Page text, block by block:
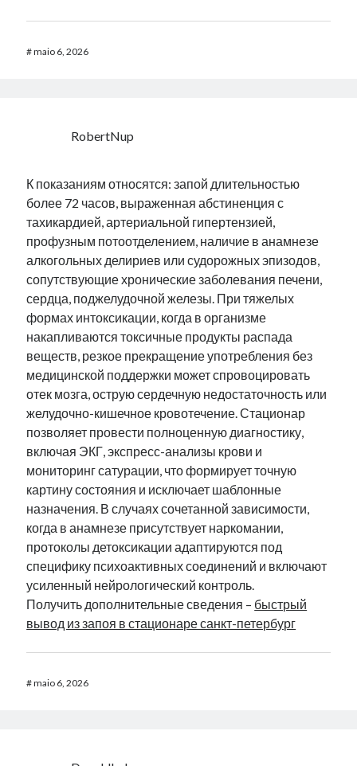
#maio 6, 2026
RobertNup
К показаниям относятся: запой длительностью
более 72 часов, выраженная абстиненция с
тахикардией, артериальной гипертензией,
профузным потоотделением, наличие в анамнезе
алкогольных делириев или судорожных эпизодов,
сопутствующие хронические заболевания печени,
сердца, поджелудочной железы. При тяжелых
формах интоксикации, когда в организме
накапливаются токсичные продукты распада
веществ, резкое прекращение употребления без
медицинской поддержки может спровоцировать
отек мозга, острую сердечную недостаточность или
желудочно-кишечное кровотечение. Стационар
позволяет провести полноценную диагностику,
включая ЭКГ, экспресс-анализы крови и
мониторинг сатурации, что формирует точную
картину состояния и исключает шаблонные
назначения. В случаях сочетанной зависимости,
когда в анамнезе присутствует наркомании,
протоколы детоксикации адаптируются под
специфику психоактивных соединений и включают
усиленный нейрологический контроль.
Получить дополнительные сведения – быстрый
вывод из запоя в стационаре санкт-петербург
#maio 6, 2026